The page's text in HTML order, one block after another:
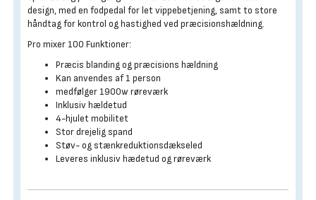
design, med en fodpedal for let vippebetjening, samt to store
håndtag for kontrol og hastighed ved præcisionshældning.
Pro mixer 100 Funktioner:
Præcis blanding og præcisions hældning
Kan anvendes af 1 person
medfølger 1900w røreværk
Inklusiv hældetud
4-hjulet mobilitet
Stor drejelig spand
Støv- og stænkreduktionsdækseled
Leveres inklusiv hædetud og røreværk